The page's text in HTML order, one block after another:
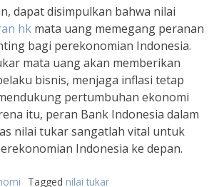
dapat disimpulkan bahwa nilai
hk mata uang memegang peranan
bagi perekonomian Indonesia.
mata uang akan memberikan
bisnis, menjaga inflasi tetap
pertumbuhan ekonomi
itu, peran Bank Indonesia dalam
nilai tukar sangatlah vital untuk
Indonesia ke depan.
Tagged nilai tukar